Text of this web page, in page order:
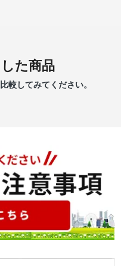
た商品
較してみてください。